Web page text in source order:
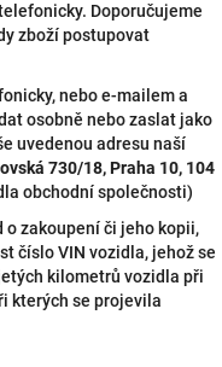
Doporučujeme
zboží postupovat
nebo e-mailem a
osobně nebo zaslat jako
uvedenou adresu naší
730/18, Praha 10, 104
obchodní společnosti)
zakoupení či jeho kopii,
číslo VIN vozidla, jehož se
kilometrů vozidla při
kterých se projevila